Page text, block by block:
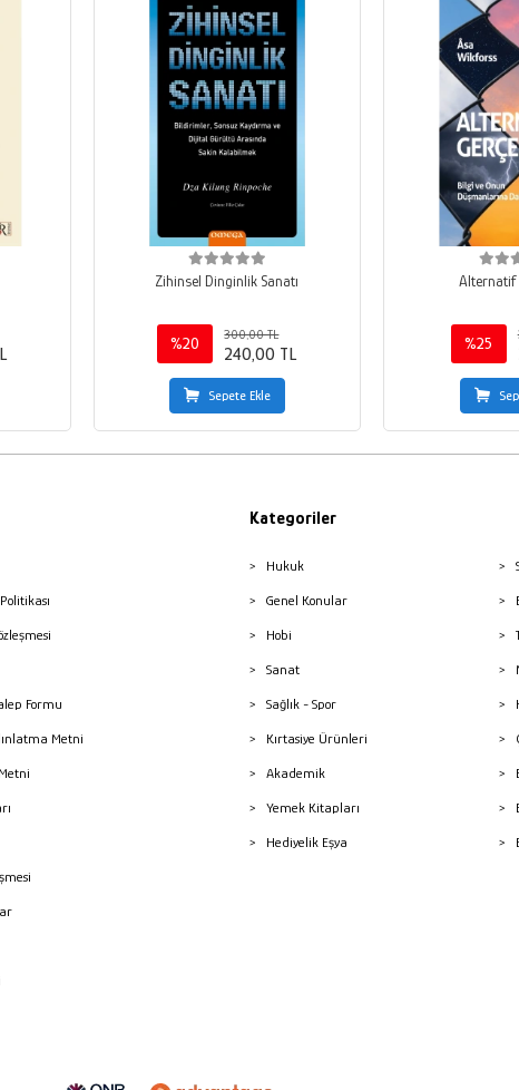
Zihinsel Dinginlik Sanatı
%20
300,00 TL
240,00 TL
Sepete Ekle
Alternatif
%25
Formu
Metni
Kategoriler
Hukuk
Genel Konular
Hobi
Sanat
Sağlık - Spor
Kırtasiye Ürünleri
Akademik
Yemek Kitapları
Hediyelik Eşya